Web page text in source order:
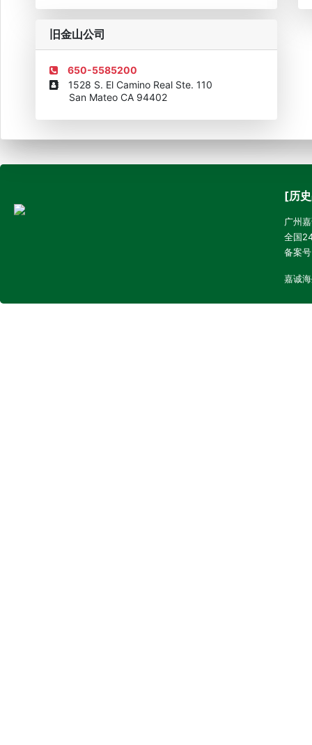
旧金山公司
650-5585200
1528 S. El Camino Real Ste. 110
San Mateo CA 94402
[历
广州
全国
备案
嘉诚